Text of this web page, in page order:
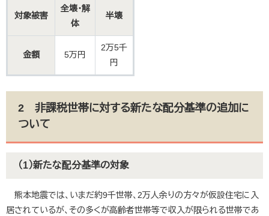
対象被害
全壊・解
体
半壊
金額 5万円
2万5千
円
2 非課税世帯に対する新たな配分基準の追加に
ついて
（1）新たな配分基準の対象
熊本地震では、いまだ約9千世帯、2万人余りの方々が仮設住宅に入
居されているが、その多くが高齢者世帯等で収入が限られる世帯であ